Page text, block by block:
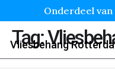
Onderdeel
Vliesbehang
Tag: